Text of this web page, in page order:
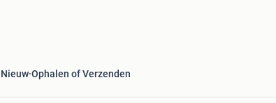
Nieuw Ophalen of Verzenden